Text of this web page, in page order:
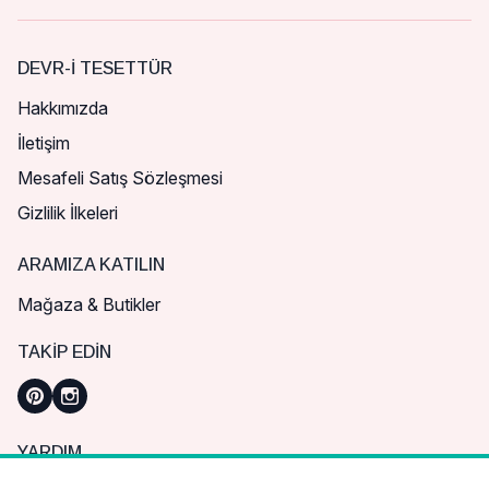
DEVR-I TESETTÜR
Hakkımızda
İletişim
Mesafeli Satış Sözleşmesi
Gizlilik İlkeleri
ARAMIZA KATILIN
Mağaza & Butikler
TAKIP EDIN
YARDIM